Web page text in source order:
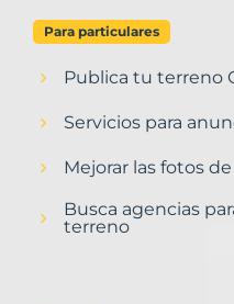
Para particulares
Publica tu terreno
Servicios para
Mejorar las fotos
Busca agencias
terreno